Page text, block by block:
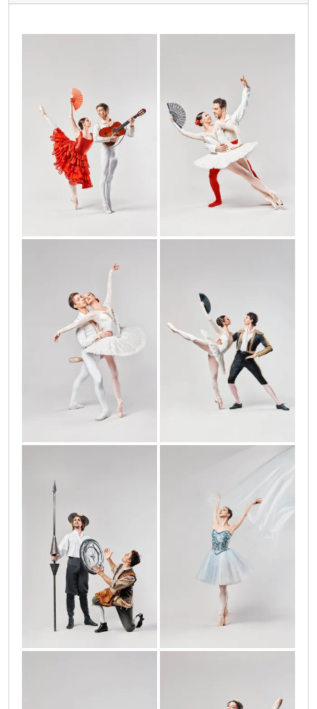
don_kihot_1_002 don_kihot_2_002
don_kihot_3_002 don_kihot_4_002
don_kihot_5_002 don_kihot_6_002